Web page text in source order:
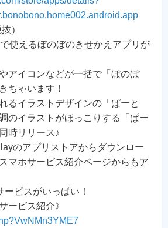
）
使えるぼのぼのきせかえアプリが
アイコンなどが一括で「ぼのぼ
ちゃいます！
るイラストデザインの「ぱーと
のイラストがほっこりする「ぱー
時リリース♪
のアプリストアからダウンロー
マホサービス紹介ページからもア
ビスがいっぱい！
ービス紹介》